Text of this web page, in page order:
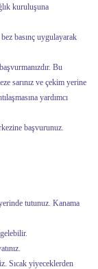
kuruluşuna
basınç uygulayarak
Bu
sarınız ve çekim yerine
yardımcı
başvurunuz.
tutunuz. Kanama
Sıcak yiyeceklerden